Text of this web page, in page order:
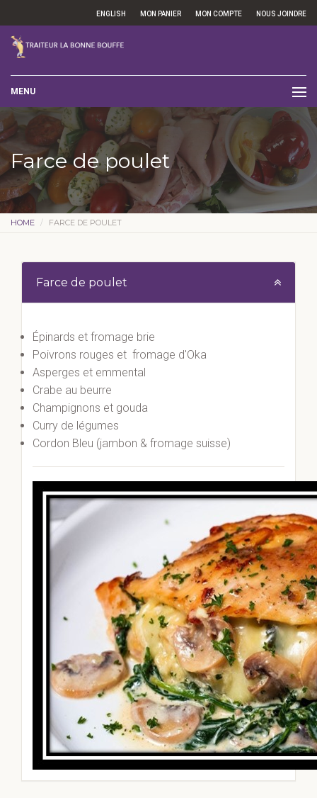
ENGLISH MON PANIER MON COMPTE NOUS JOINDRE
MENU
Farce de poulet
HOME FARCE DE POULET
Farce de poulet
Épinards et fromage brie
Poivrons rouges et fromage d'Oka
Asperges et emmental
Crabe au beurre
Champignons et gouda
Curry de légumes
Cordon Bleu (jambon & fromage suisse)